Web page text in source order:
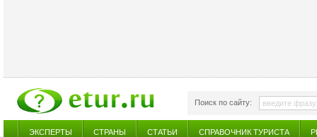
Поиск по сайту:
ЭКСПЕРТЫ СТРАНЫ СТАТЬИ СПРАВОЧНИК ТУРИСТА